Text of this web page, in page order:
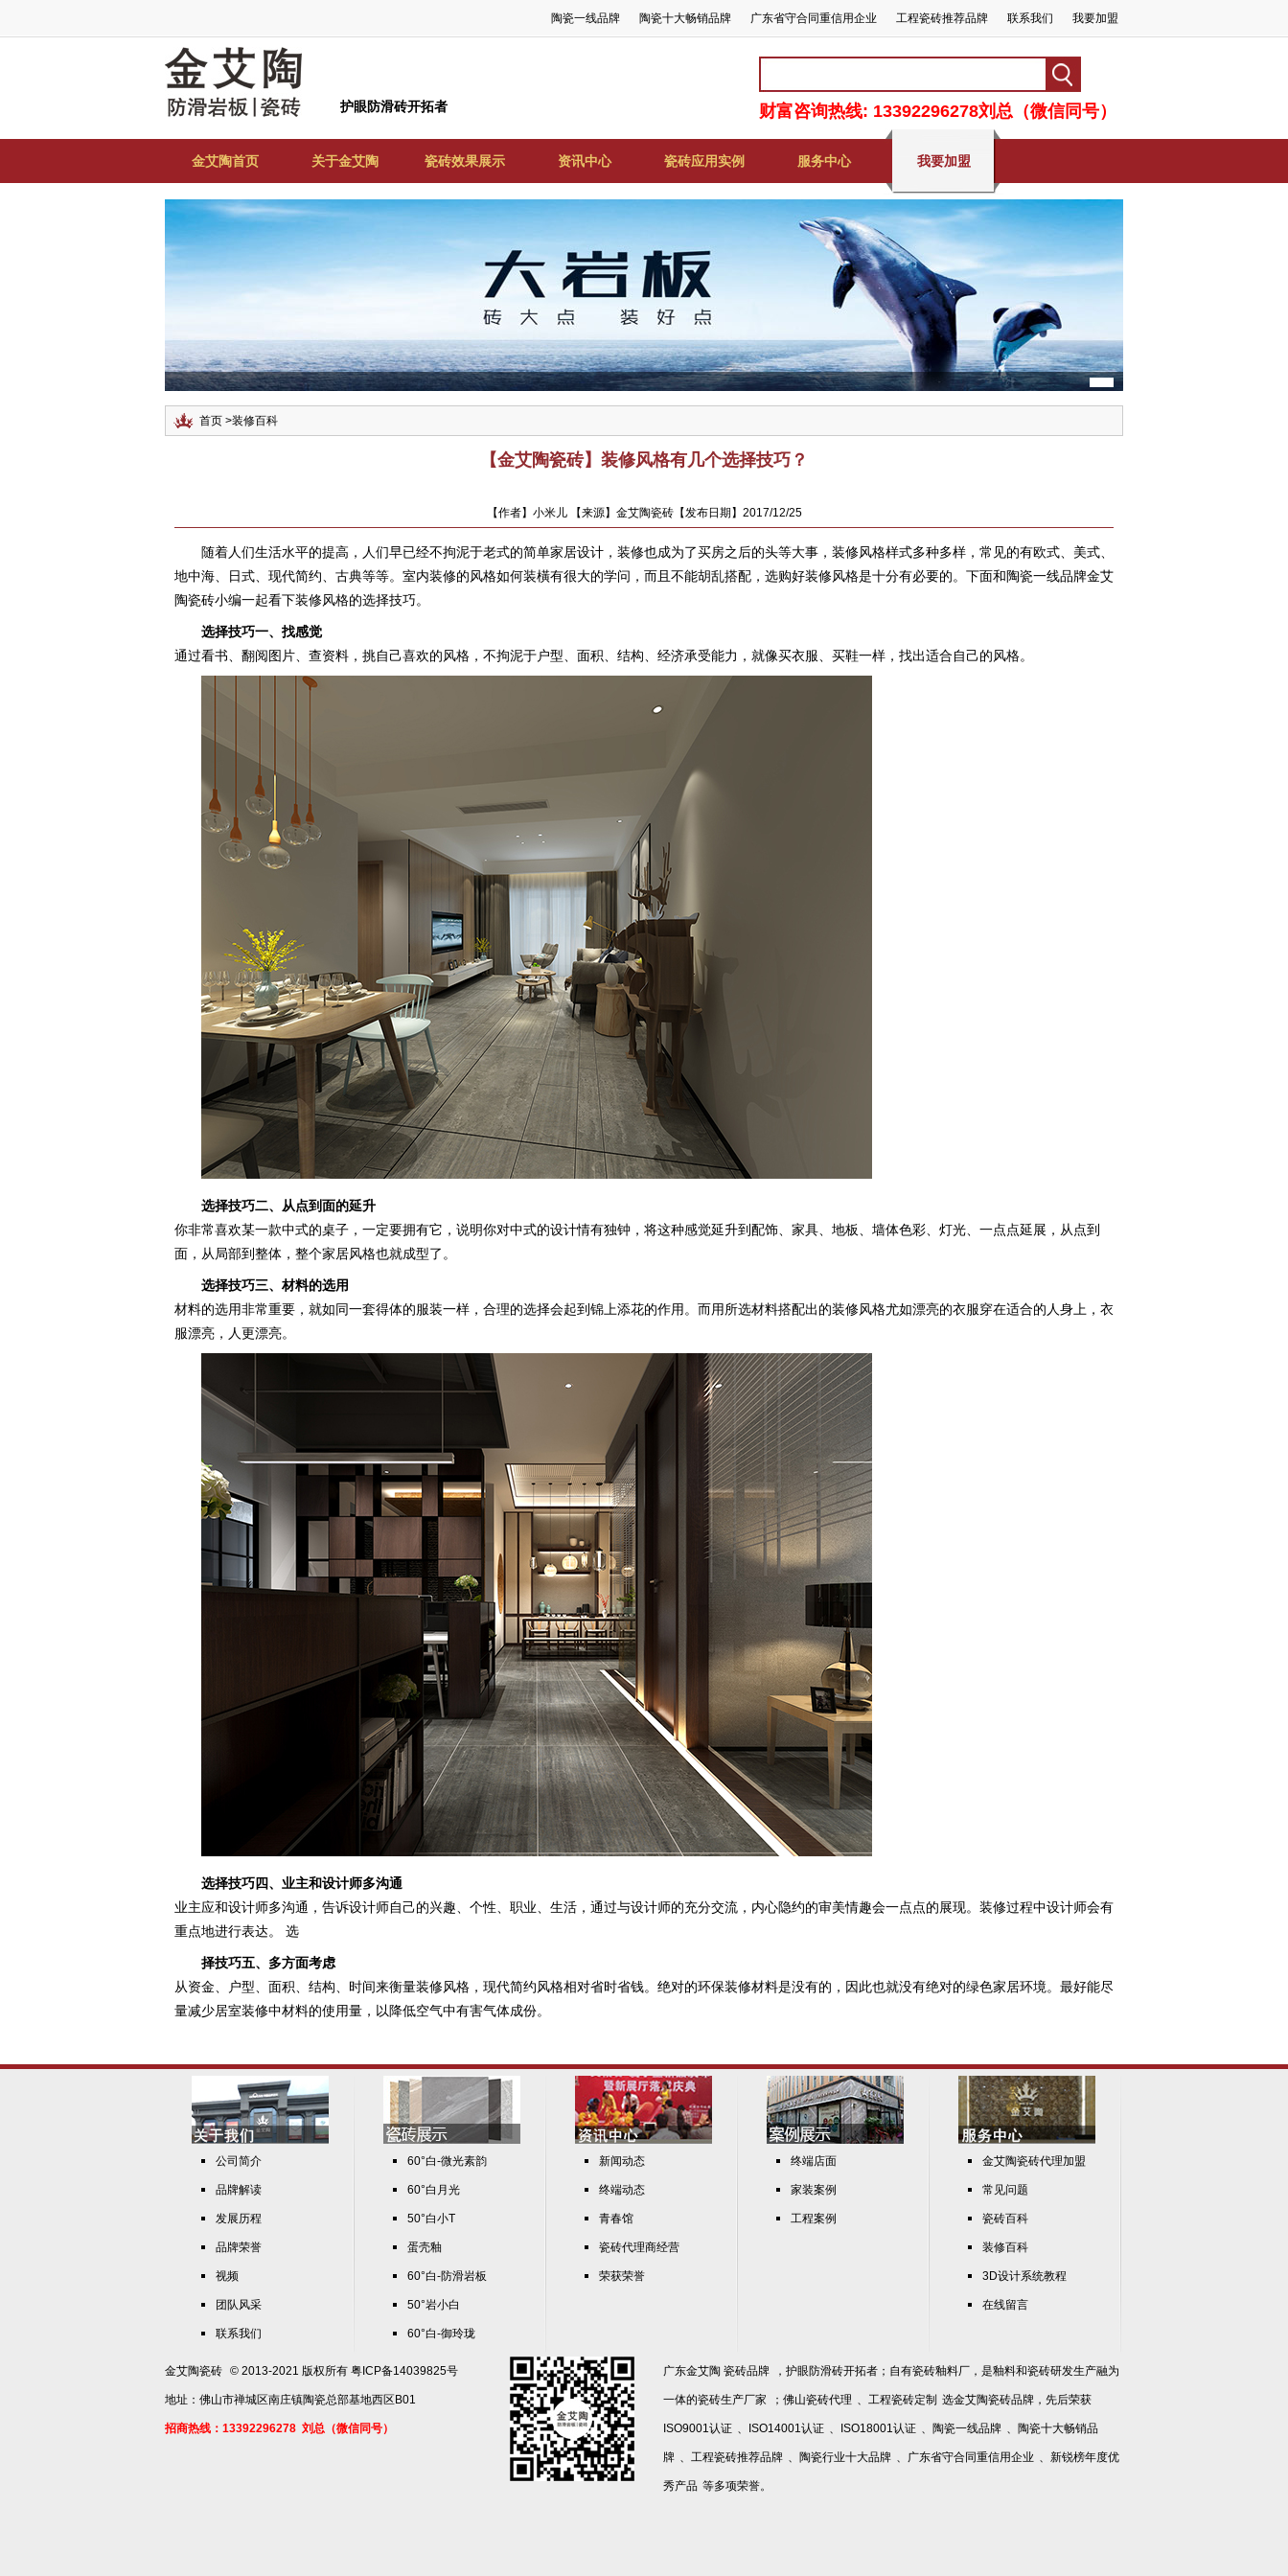
陶瓷一线品牌 陶瓷十大畅销品牌 广东省守合同重信用企业 工程瓷砖推荐品牌 联系我们 我要加盟
护眼防滑砖开拓者 财富咨询热线: 13392296278刘总（微信同号）
金艾陶首页 关于金艾陶 瓷砖效果展示 资讯中心 瓷砖应用实例 服务中心 我要加盟
首页 >装修百科
【金艾陶瓷砖】装修风格有几个选择技巧？
【作者】小米儿 【来源】金艾陶瓷砖【发布日期】2017/12/25
随着人们生活水平的提高，人们早已经不拘泥于老式的简单家居设计，装修也成为了买房之后的头等大事，装修风格样式多种多样，常见的有欧式、美式、
地中海、日式、现代简约、古典等等。室内装修的风格如何装橫有很大的学问，而且不能胡乱搭配，选购好装修风格是十分有必要的。下面和陶瓷一线品牌金艾
陶瓷砖小编一起看下装修风格的选择技巧。
选择技巧一、找感觉
通过看书、翻阅图片、查资料，挑自己喜欢的风格，不拘泥于户型、面积、结构、经济承受能力，就像买衣服、买鞋一样，找出适合自己的风格。
选择技巧二、从点到面的延升
你非常喜欢某一款中式的桌子，一定要拥有它，说明你对中式的设计情有独钟，将这种感觉延升到配饰、家具、地板、墙体色彩、灯光、一点点延展，从点到
面，从局部到整体，整个家居风格也就成型了。
选择技巧三、材料的选用
材料的选用非常重要，就如同一套得体的服装一样，合理的选择会起到锦上添花的作用。而用所选材料搭配出的装修风格尤如漂亮的衣服穿在适合的人身上，衣
服漂亮，人更漂亮。
选择技巧四、业主和设计师多沟通
业主应和设计师多沟通，告诉设计师自己的兴趣、个性、职业、生活，通过与设计师的充分交流，内心隐约的审美情趣会一点点的展现。装修过程中设计师会有
重点地进行表达。 选
择技巧五、多方面考虑
从资金、户型、面积、结构、时间来衡量装修风格，现代简约风格相对省时省钱。绝对的环保装修材料是没有的，因此也就没有绝对的绿色家居环境。最好能尽
量减少居室装修中材料的使用量，以降低空气中有害气体成份。
公司简介
品牌解读
发展历程
品牌荣誉
视频
团队风采
联系我们
60°白-微光素韵
60°白月光
50°白小T
蛋壳釉
60°白-防滑岩板
50°岩小白
60°白-御玲珑
新闻动态
终端动态
青春馆
瓷砖代理商经营
荣获荣誉
终端店面
家装案例
工程案例
金艾陶瓷砖代理加盟
常见问题
瓷砖百科
装修百科
3D设计系统教程
在线留言
金艾陶瓷砖 © 2013-2021 版权所有 粤ICP备14039825号
地址：佛山市禅城区南庄镇陶瓷总部基地西区B01
招商热线：13392296278 刘总（微信同号）
广东金艾陶 瓷砖品牌 ，护眼防滑砖开拓者；自有瓷砖釉料厂，是釉料和瓷砖研发生产融为
一体的瓷砖生产厂家 ； 佛山瓷砖代理 、 工程瓷砖定制 选金艾陶瓷砖品牌，先后荣获
ISO9001认证 、 ISO14001认证 、 ISO18001认证 、 陶瓷一线品牌 、 陶瓷十大畅销品
牌 、 工程瓷砖推荐品牌 、 陶瓷行业十大品牌 、 广东省守合同重信用企业 、 新锐榜年度优
秀产品 等多项荣誉。